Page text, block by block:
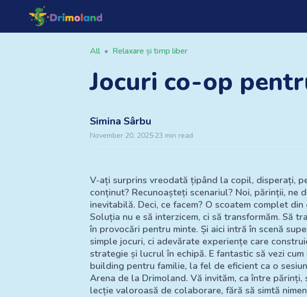
All • Relaxare și timp liber
Jocuri co-op
Simina Sârbu
November 20, 2025·23 min read
V-ați surprins vreodată țipând la copil, disperați,
conținut? Recunoașteți scenariul? Noi, părinții,
inevitabilă. Deci, ce facem? O scoatem complet
Soluția nu e să interzicem, ci să transformăm. Să
în provocări pentru minte. Și aici intră în scenă
simple jocuri, ci adevărate experiențe care
strategie și lucrul în echipă. E fantastic să vezi
building pentru familie, la fel de eficient ca o
Arena de la Drimoland. Vă invităm, ca între
lecție valoroasă de colaborare, fără să simtă